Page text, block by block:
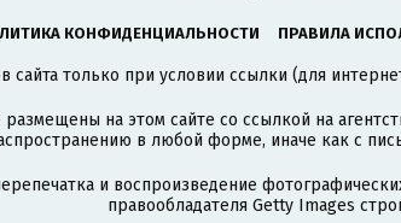
КОНФИДЕНЦИАЛЬНОСТИ ПРАВИЛА
сайта только при условии ссылки (для
на этом сайте со ссылкой на
в любой форме, иначе как с
и воспроизведение
правообладателя Getty Images